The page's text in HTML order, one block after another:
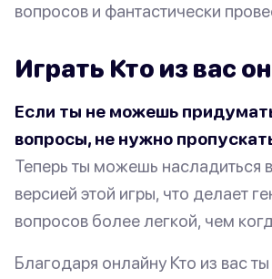
вопросов и фантастически
Играть Кто из вас
Если ты не можешь
вопросы, не нужно
Теперь ты можешь насладиться
версией этой игры, что делает
вопросов более легкой, чем
Благодаря онлайну Кто из вас ты